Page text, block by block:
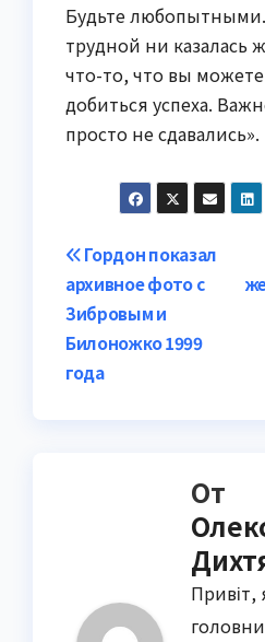
Будьте
трудной ни казалась
что-то, что вы
добиться успеха.
просто не сдавались».
Навигация
по
записям
Гордон показал
архивное фото с
Зибровым и
Билоножко 1999
года
От
Привіт,